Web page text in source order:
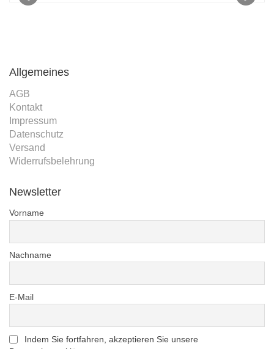
Allgemeines
AGB
Kontakt
Impressum
Datenschutz
Versand
Widerrufsbelehrung
Newsletter
Vorname
Nachname
E-Mail
Indem Sie fortfahren, akzeptieren Sie unsere